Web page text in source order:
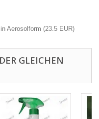
Aerosolform (23.5 EUR)
GLEICHEN